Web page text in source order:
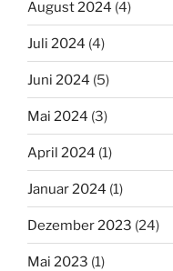
August 2024 (4)
Juli 2024 (4)
Juni 2024 (5)
Mai 2024 (3)
April 2024 (1)
Januar 2024 (1)
Dezember 2023 (24)
Mai 2023 (1)